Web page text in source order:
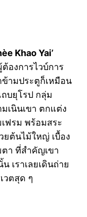
Khao Yai’
องการไวบ์การ
ข้ามประตูก็เหมือน
บยุโรป กลุ่ม
เนินเขา ตกแต่ง
ฟรม พร้อมสระ
ต้นไม้ใหญ่ เบื้อง
า ที่สำคัญเขา
เราเลยเดินถ่าย
วตสุด ๆ